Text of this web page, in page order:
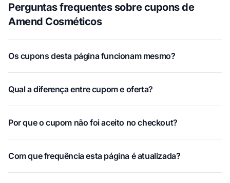
Perguntas frequentes sobre cupons de
Amend Cosméticos
Os cupons desta página funcionam mesmo?
Qual a diferença entre cupom e oferta?
Por que o cupom não foi aceito no checkout?
Com que frequência esta página é atualizada?